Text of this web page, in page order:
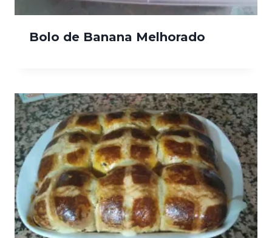
Bolo de Banana Melhorado